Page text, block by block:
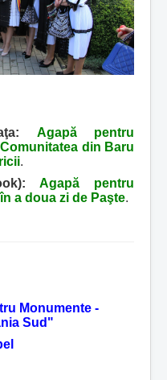
Agapă pentru
din Baru
.
Agapă pentru
a doua zi de Paşte.
Monumente -
Sud"